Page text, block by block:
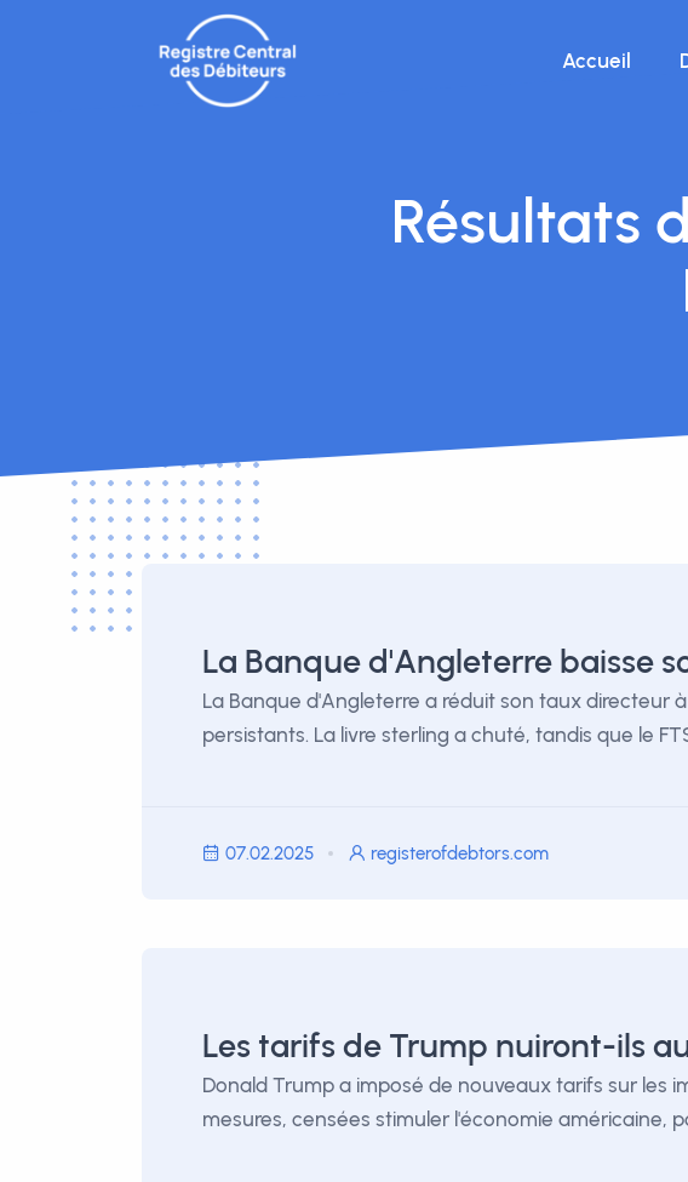
Accueil
Résultats
La Banque d'Angleterre baisse
La Banque d'Angleterre a réduit son taux directeur
persistants. La livre sterling a chuté, tandis que le
07.02.2025 registerofdebtors.com
Les tarifs de Trump nuiront-ils
Donald Trump a imposé de nouveaux tarifs sur les
mesures, censées stimuler l'économie américaine,